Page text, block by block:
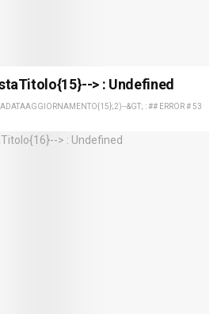
> : Undefined
&GT; : ## ERROR # 53